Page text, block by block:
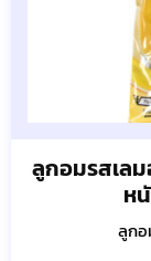
ลูกอมรสเล
ห
ลูกอ